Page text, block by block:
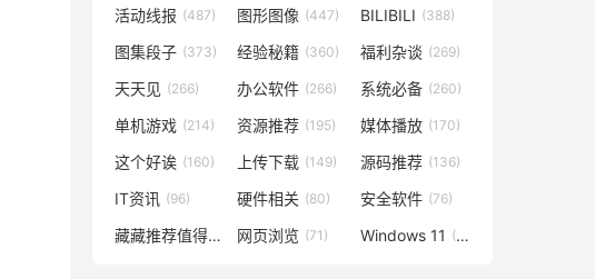
活动线报 (487) 图形图像 (447) BILIBILI (388)
图集段子 (373) 经验秘籍 (360) 福利杂谈 (269)
天天见 (266) 办公软件 (266) 系统必备 (260)
单机游戏 (214) 资源推荐 (195) 媒体播放 (170)
这个好诶 (160) 上传下载 (149) 源码推荐 (136)
IT资讯 (96) 硬件相关 (80) 安全软件 (76)
藏藏推荐值得一看 (73)
网页浏览 (71) Windows 11 (48)